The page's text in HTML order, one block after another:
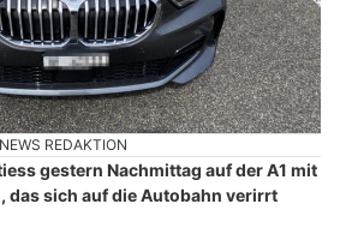
REDAKTION
gestern Nachmittag auf der A1 mit
das sich auf die Autobahn verirrt